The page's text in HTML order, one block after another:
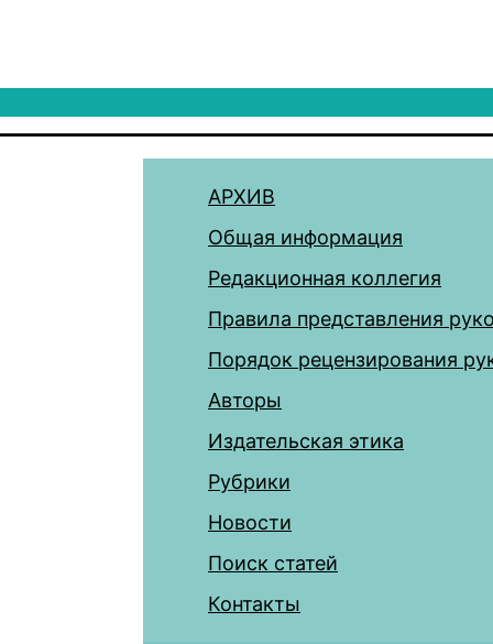
АРХИВ
Общая информация
Редакционная коллегия
Правила представления
Порядок рецензирования
Авторы
Издательская этика
Рубрики
Новости
Поиск статей
Контакты